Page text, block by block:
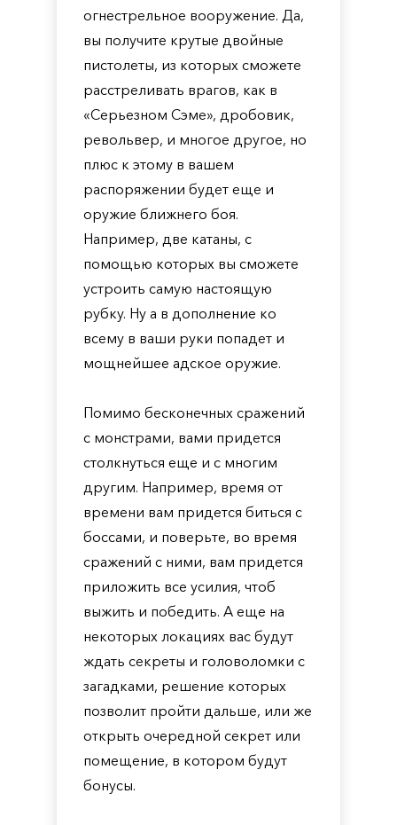
огнестрельное вооружение. Да,
вы получите крутые двойные
пистолеты, из которых сможете
расстреливать врагов, как в
«Серьезном Сэме», дробовик,
револьвер, и многое другое, но
плюс к этому в вашем
распоряжении будет еще и
оружие ближнего боя.
Например, две катаны, с
помощью которых вы сможете
устроить самую настоящую
рубку. Ну а в дополнение ко
всему в ваши руки попадет и
мощнейшее адское оружие.
Помимо бесконечных сражений
с монстрами, вами придется
столкнуться еще и с многим
другим. Например, время от
времени вам придется биться с
боссами, и поверьте, во время
сражений с ними, вам придется
приложить все усилия, чтоб
выжить и победить. А еще на
некоторых локациях вас будут
ждать секреты и головоломки с
загадками, решение которых
позволит пройти дальше, или же
открыть очередной секрет или
помещение, в котором будут
бонусы.